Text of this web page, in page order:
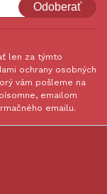
Odoberať
len za týmto
ochrany osobných
vám pošleme na
emailom
emailu.